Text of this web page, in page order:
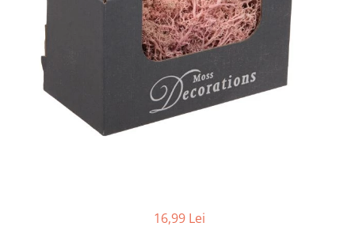
Ascutițori
Corectoare și lipici
Mine și rezerve
Cretă școlară și creativă
Accesorii școlare
Coperți caiete si cărți
16,99 Lei